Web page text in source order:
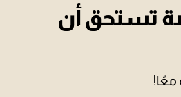
تستحق أن
معًا!